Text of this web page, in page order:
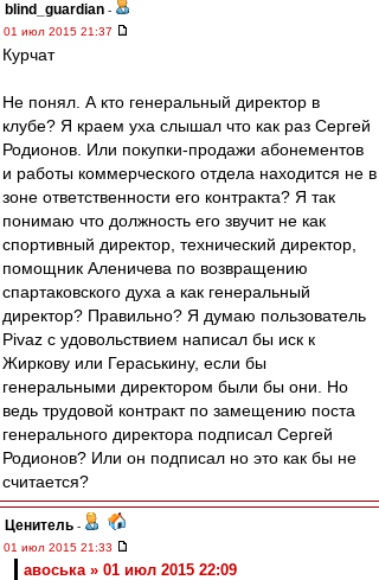
blind_guardian -
01 июл 2015 21:37
Курчат
Не понял. А кто генеральный директор в
клубе? Я краем уха слышал что как раз Сергей
Родионов. Или покупки-продажи абонементов
и работы коммерческого отдела находится не в
зоне ответственности его контракта? Я так
понимаю что должность его звучит не как
спортивный директор, технический директор,
помощник Аленичева по возвращению
спартаковского духа а как генеральный
директор? Правильно? Я думаю пользователь
Pivaz с удовольствием написал бы иск к
Жиркову или Гераськину, если бы
генеральными директором были бы они. Но
ведь трудовой контракт по замещению поста
генерального директора подписал Сергей
Родионов? Или он подписал но это как бы не
считается?
Ценитель -
01 июл 2015 21:33
авоська » 01 июл 2015 22:09